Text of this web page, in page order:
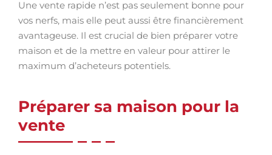
Une vente rapide n’est pas seulement bonne pour
vos nerfs, mais elle peut aussi être financièrement
avantageuse. Il est crucial de bien préparer votre
maison et de la mettre en valeur pour attirer le
maximum d’acheteurs potentiels.
Préparer sa maison pour la
vente